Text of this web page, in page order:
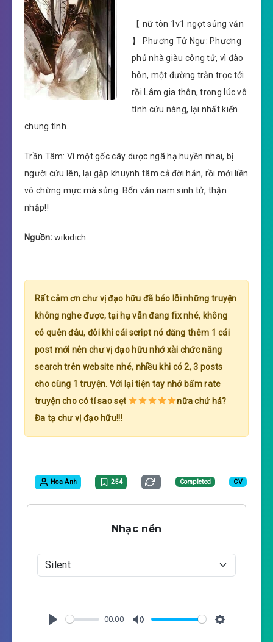
【 nữ tôn 1v1 ngọt sủng văn
】 Phương Tử Ngư: Phương
phủ nhà giàu công tử, vì đào
hôn, một đường trằn trọc tới
rồi Lâm gia thôn, trong lúc vô
tình cứu nàng, lại nhất kiến
chung tình.
Trần Tâm: Vì một gốc cây dược ngã hạ huyền nhai, bị
người cứu lên, lại gặp khuynh tâm cả đời hắn, rồi mới liền
vô chừng mực mà sủng. Bổn văn nam sinh tử, thận
nhập!!
Nguồn:wikidich
Rất cảm ơn chư vị đạo hữu đã báo lỗi những truyện
không nghe được, tại hạ vẫn đang fix nhé, không
có quên đâu, đôi khi cái script nó đăng thêm 1 cái
post mới nên chư vị đạo hữu nhớ xài chức năng
search trên website nhé, nhiều khi có 2, 3 posts
cho cùng 1 truyện. Với lại tiện tay nhớ bấm rate
truyện cho có tí sao sẹt
nữa chứ hả?
Đa tạ chư vị đạo hữu!!!
Hoa Anh 254 Completed CV
Nhạc nền
00:00